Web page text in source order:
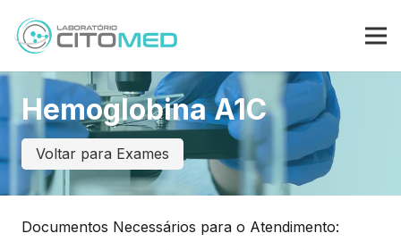
Hemoglobina A1C
Voltar para Exames
Documentos Necessários para o Atendimento: